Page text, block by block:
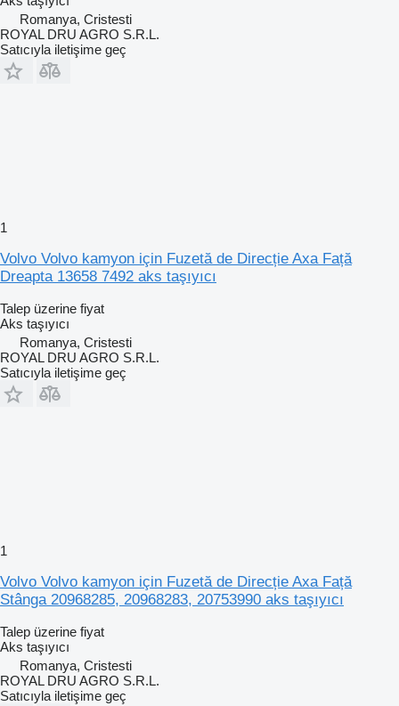
Romanya, Cristesti
ROYAL DRU AGRO S.R.L.
Satıcıyla iletişime geç
1
Volvo Volvo kamyon için Fuzetă de Direcție Axa Față
Dreapta 13658 7492 aks taşıyıcı
Talep üzerine fiyat
Aks taşıyıcı
Romanya, Cristesti
ROYAL DRU AGRO S.R.L.
Satıcıyla iletişime geç
1
Volvo Volvo kamyon için Fuzetă de Direcție Axa Față
Stânga 20968285, 20968283, 20753990 aks taşıyıcı
Talep üzerine fiyat
Aks taşıyıcı
Romanya, Cristesti
ROYAL DRU AGRO S.R.L.
Satıcıyla iletişime geç